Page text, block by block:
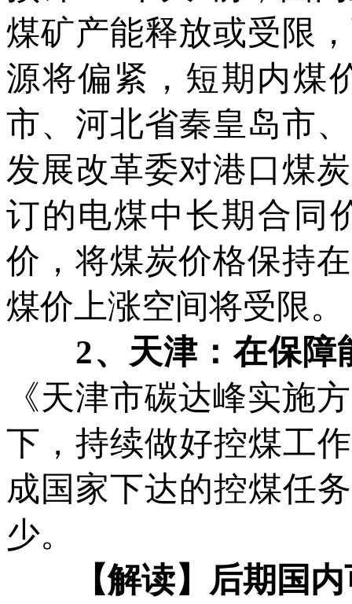
煤矿产能释放或受限
源将偏紧，短期内煤
市、河北省秦皇岛市
发展改革委对港口煤
订的电煤中长期合同
价，将煤炭价格保持
煤价上涨空间将受限。
2、天津：在保
《天津市碳达峰实施
下，持续做好控煤工
成国家下达的控煤任
少。
【解读】后期国内